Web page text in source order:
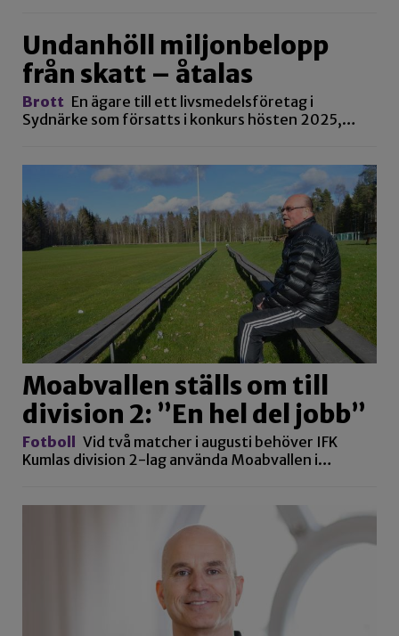
Undanhöll miljonbelopp
från skatt – åtalas
Brott En ägare till ett livsmedelsföretag i
Sydnärke som försatts i konkurs hösten 2025,…
Moabvallen ställs om till
division 2: ”En hel del jobb”
Fotboll
Vid två matcher i augusti behöver IFK
Kumlas division 2-lag använda Moabvallen i…